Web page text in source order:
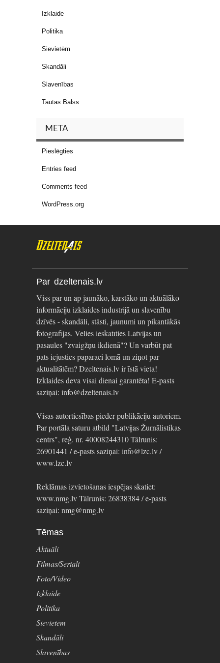
Izklaide
Politika
Sievietēm
Skandāli
Slavenības
Tautas Balss
META
Pieslēgties
Entries feed
Comments feed
WordPress.org
Par dzeltenais.lv
Viss par un ap jaunāko, karstāko un aktuālāko
informāciju izklaides industrijā un slavenību
dzīvēs - skandāli, stāsti, jaunumi un pikantākās
fotogrāfijas. Vēlies ieskatīties Latvijas un
pasaules "zvaigžņu ikdienā"? Un varbūt pat
pats iejusties paparaci lomā un ziņot par
aktualitātēm? Dzeltenais.lv ir īstā vieta!
Izklaides deva visai dienai garantēta! E-pasts
saziņai: info@dzeltenais.lv
Visas autortiesības pieder publikāciju autoriem.
Par portāla saturu atbild "Latvijas Žurnālistikas
centrs", reģ. nr. 40008244310 Tālrunis:
26901441 / e-pasts saziņai: info@lzc.lv /
www.lzc.lv
Reklāmas izvietošanas iespējas skatiet:
www.nmg.lv Tālrunis: 26838384 / e-pasts
saziņai: nmg@nmg.lv
Tēmas
Aktuāli
Filmas/Seriāli
Foto/Video
Izklaide
Politika
Sievietēm
Skandāli
Slavenības